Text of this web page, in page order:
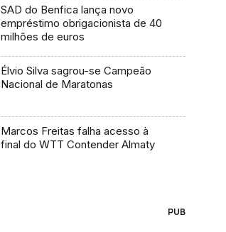
SAD do Benfica lança novo
empréstimo obrigacionista de 40
milhões de euros
Élvio Silva sagrou-se Campeão
Nacional de Maratonas
Marcos Freitas falha acesso à
final do WTT Contender Almaty
PUB